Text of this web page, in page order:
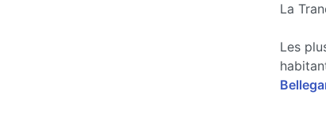
La
Les